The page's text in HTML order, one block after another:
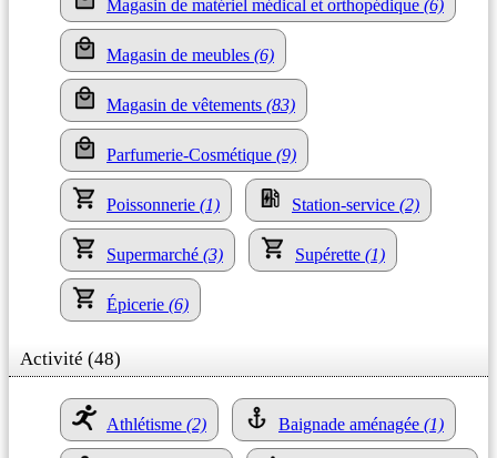
Magasin de matériel médical et orthopédique (6)
Magasin de meubles (6)
Magasin de vêtements (83)
Parfumerie-Cosmétique (9)
Poissonnerie (1) Station-service (2)
Supermarché (3) Supérette (1)
Épicerie (6)
Activité (48)
Athlétisme (2) Baignade aménagée (1)